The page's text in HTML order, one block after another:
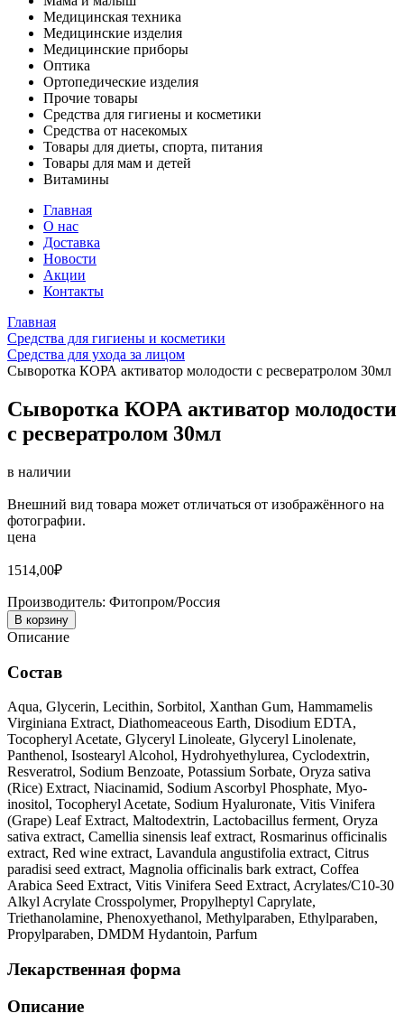
Медицинская техника
Медицинские изделия
Медицинские приборы
Оптика
Ортопедические изделия
Прочие товары
Средства для гигиены и косметики
Средства от насекомых
Товары для диеты, спорта, питания
Товары для мам и детей
Витамины
Главная
О нас
Доставка
Новости
Акции
Контакты
Главная
Средства для гигиены и косметики
Средства для ухода за лицом
Сыворотка КОРА активатор молодости с ресвератролом 30мл
Сыворотка КОРА активатор молодости
с ресвератролом 30мл
в наличии
Внешний вид товара может отличаться от изображённого на
фотографии.
цена
1514,00₽
Производитель: Фитопром/Россия
В корзину
Описание
Состав
Aqua, Glycerin, Lecithin, Sorbitol, Xanthan Gum, Hammamelis
Virginiana Extract, Diathomeaceous Earth, Disodium EDTA,
Tocopheryl Acetate, Glyceryl Linoleate, Glyceryl Linolenate,
Panthenol, Isostearyl Alcohol, Hydrohyethylurea, Cyclodextrin,
Resveratrol, Sodium Benzoate, Potassium Sorbate, Oryza sativa
(Rice) Extract, Niacinamid, Sodium Ascorbyl Phosphate, Myo-
inositol, Tocopheryl Acetate, Sodium Hyaluronate, Vitis Vinifera
(Grape) Leaf Extract, Maltodextrin, Lactobacillus ferment, Oryza
sativa extract, Camellia sinensis leaf extract, Rosmarinus officinalis
extract, Red wine extract, Lavandula angustifolia extract, Citrus
paradisi seed extract, Magnolia officinalis bark extract, Coffea
Arabica Seed Extract, Vitis Vinifera Seed Extract, Acrylates/C10-30
Alkyl Acrylate Crosspolymer, Propylheptyl Caprylate,
Triethanolamine, Phenoxyethanol, Methylparaben, Ethylparaben,
Propylparaben, DMDM Hydantoin, Parfum
Лекарственная форма
Описание